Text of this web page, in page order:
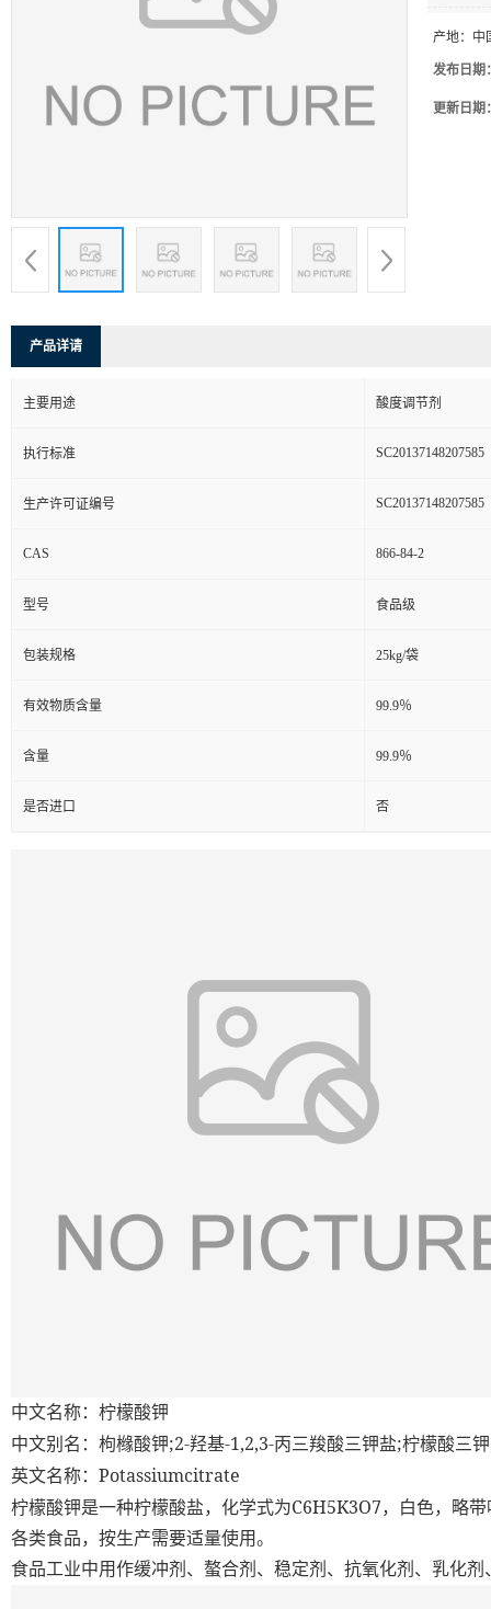
产地： 中
发布日期
更新日期
产品详请
主要用途 酸度调节剂
执行标准 SC20137148207585
生产许可证编号 SC20137148207585
CAS 866-84-2
型号 食品级
包装规格 25kg/袋
有效物质含量 99.9％
含量 99.9％
是否进口 否
中文名称：柠檬酸钾
中文别名：枸橼酸钾;2-羟基-1,2,3-丙三羧酸三钾盐;柠檬酸三钾
英文名称： Potassiumcitrate
柠檬酸钾是一种柠檬酸盐，化学式为C6H5K3O7，白色，略
各类食品，按生产需要适量使用。
食品工业中用作缓冲剂、螯合剂、稳定剂、抗氧化剂、乳化